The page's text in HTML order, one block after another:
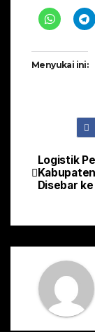
Menyukai ini:
pos
Logistik
Disebar ke